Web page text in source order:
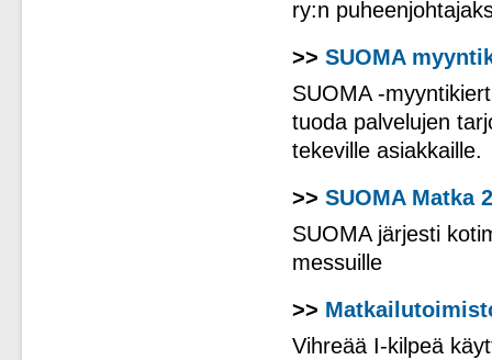
ry:n
>> SUOMA
SUOMA -
tuoda palvelujen
tekeville asiakkaille.
>> SUOMA Matka
SUOMA järjesti
messuille
>>
Vihreää I-kilpeä